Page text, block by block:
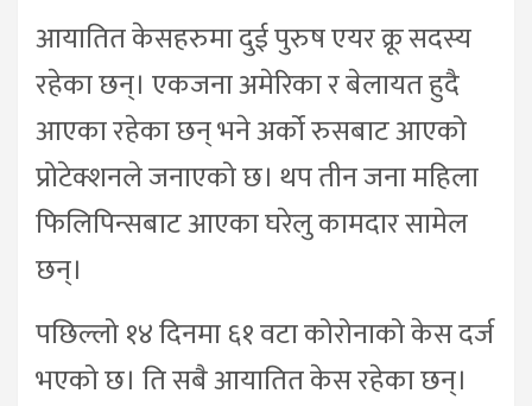
आयातित केसहरुमा दुई पुरुष एयर क्रू सदस्य
रहेका छन्। एकजना अमेरिका र बेलायत हुदै
आएका रहेका छन् भने अर्को रुसबाट आएको
प्रोटेक्शनले जनाएको छ। थप तीन जना महिला
फिलिपिन्सबाट आएका घरेलु कामदार सामेल
छन्।
पछिल्लो १४ दिनमा ६१ वटा कोरोनाको केस दर्ज
भएको छ। ति सबै आयातित केस रहेका छन्।